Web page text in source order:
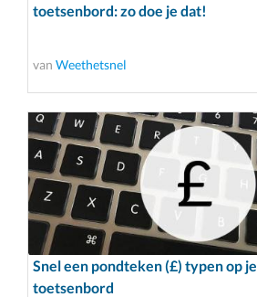
toetsenbord: zo doe je dat!
van Weethetsnel
Snel een pondteken (£) typen op je
toetsenbord